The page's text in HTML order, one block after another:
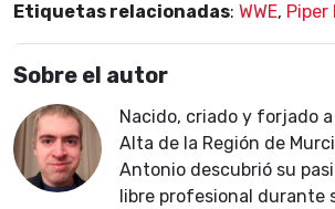
Etiquetas relacionadas: WWE, Piper
Sobre el autor
Nacido, criado y forjado
Alta de la Región de
Antonio descubrió su
libre profesional durante